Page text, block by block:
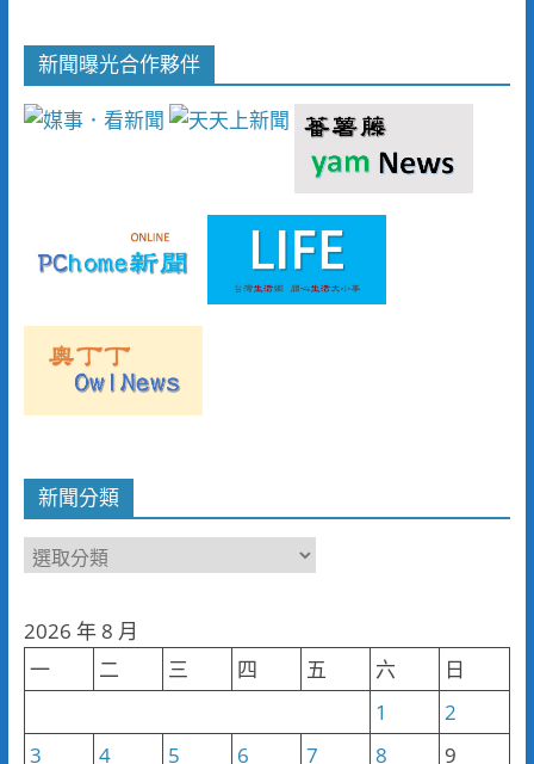
新聞曝光合作夥伴
新聞分類
新
類
2026 年 8 月
一
二 三 四 五 六
日
1
2
3
4 5 6 7 8
9